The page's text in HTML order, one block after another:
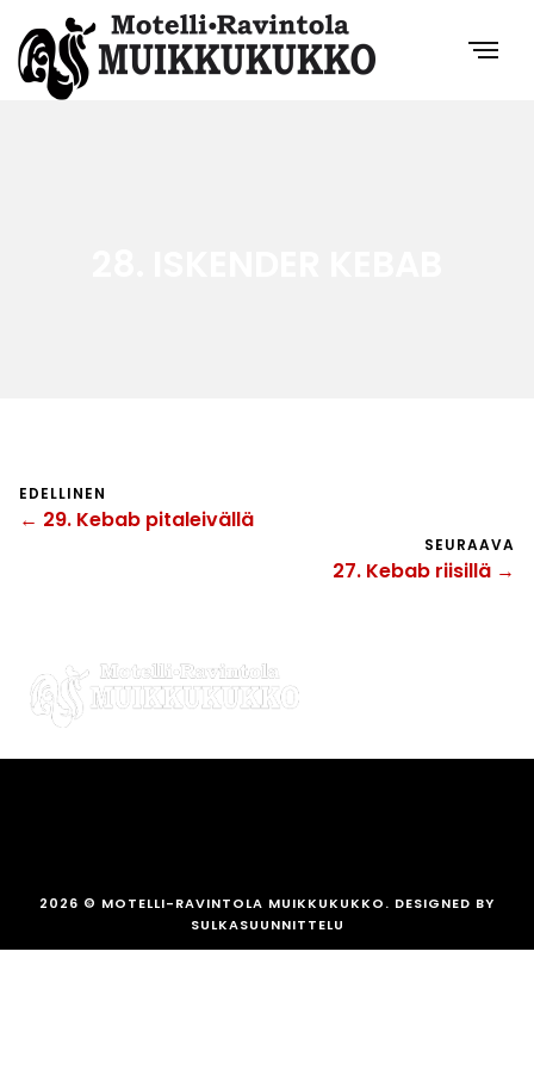
EDELLINEN
← 29. Kebab pitaleivällä
SEURAAVA
27. Kebab riisillä →
2026 © MOTELLI-RAVINTOLA MUIKKUKUKKO. DESIGNED BY
SULKASUUNNITTELU